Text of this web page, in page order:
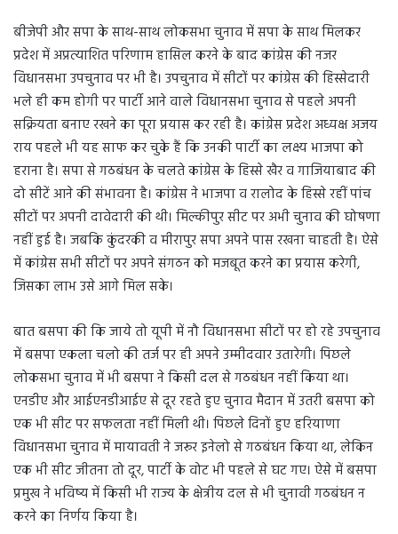
बीजेपी और सपा के साथ-साथ लोकसभा चुनाव में सपा के साथ मिलकर
प्रदेश में अप्रत्याशित परिणाम हासिल करने के बाद कांग्रेस की नजर
विधानसभा उपचुनाव पर भी है। उपचुनाव में सीटों पर कांग्रेस की हिस्सेदारी
भले ही कम होगी पर पार्टी आने वाले विधानसभा चुनाव से पहले अपनी
सक्रियता बनाए रखने का पूरा प्रयास कर रही है। कांग्रेस प्रदेश अध्यक्ष अजय
राय पहले भी यह साफ कर चुके हैं कि उनकी पार्टी का लक्ष्य भाजपा को
हराना है। सपा से गठबंधन के चलते कांग्रेस के हिस्से खैर व गाजियाबाद की
दो सीटें आने की संभावना है। कांग्रेस ने भाजपा व रालोद के हिस्से रहीं पांच
सीटों पर अपनी दावेदारी की थी। मिल्कीपुर सीट पर अभी चुनाव की घोषणा
नहीं हुई है। जबकि कुंदरकी व मीरापुर सपा अपने पास रखना चाहती है। ऐसे
में कांग्रेस सभी सीटों पर अपने संगठन को मजबूत करने का प्रयास करेगी,
जिसका लाभ उसे आगे मिल सके।
बात बसपा की कि जाये तो यूपी में नौ विधानसभा सीटों पर हो रहे उपचुनाव
में बसपा एकला चलो की तर्ज पर ही अपने उम्मीदवार उतारेगी। पिछले
लोकसभा चुनाव में भी बसपा ने किसी दल से गठबंधन नहीं किया था।
एनडीए और आईएनडीआईए से दूर रहते हुए चुनाव मैदान में उतरी बसपा को
एक भी सीट पर सफलता नहीं मिली थी। पिछले दिनों हुए हरियाणा
विधानसभा चुनाव में मायावती ने जरूर इनेलो से गठबंधन किया था, लेकिन
एक भी सीट जीतना तो दूर, पार्टी के वोट भी पहले से घट गए। ऐसे में बसपा
प्रमुख ने भविष्य में किसी भी राज्य के क्षेत्रीय दल से भी चुनावी गठबंधन न
करने का निर्णय किया है।